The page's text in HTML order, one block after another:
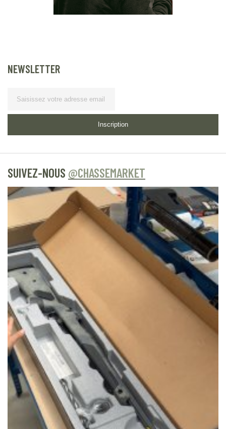
NEWSLETTER
Inscription
SUIVEZ-NOUS @CHASSEMARKET